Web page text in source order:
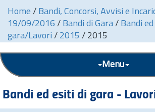
Home / Bandi, Concorsi, Avvisi e
19/09/2016 / Bandi di Gara / Bandi
gara/Lavori / 2015 / 2015
Menu
Bandi ed esiti di gara -